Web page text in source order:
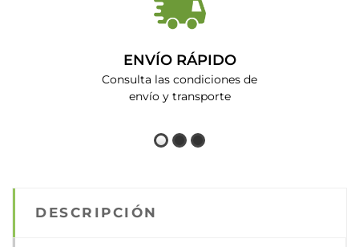
ENVÍO RÁPIDO
Consulta las condiciones de
envío y transporte
DESCRIPCIÓN